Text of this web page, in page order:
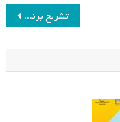
تشریح برنامه های آبان ماه انجمن مطالعات برنامه درسی ایران شعبه هرمزگان